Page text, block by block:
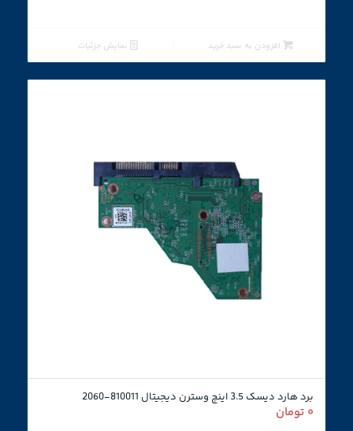
افزودن به سبد خرید نمایش جزئیات
برد هارد دیسک 3.5 اینچ وسترن دیجیتال 810011-2060
۰ تومان